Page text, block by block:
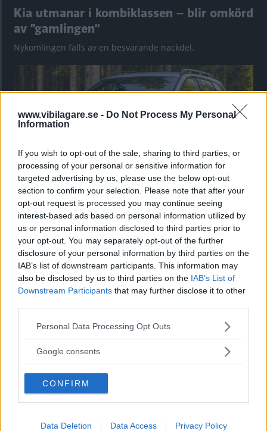
www.vibilagare.se - Do Not Process My Personal
Information
If you wish to opt-out of the sale, sharing to third parties, or
processing of your personal or sensitive information for
targeted advertising by us, please use the below opt-out
section to confirm your selection. Please note that after your
opt-out request is processed you may continue seeing
interest-based ads based on personal information utilized by
us or personal information disclosed to third parties prior to
your opt-out. You may separately opt-out of the further
disclosure of your personal information by third parties on the
IAB’s list of downstream participants. This information may
also be disclosed by us to third parties on the IAB’s List of
Downstream Participants that may further disclose it to other
Please note that this website/app uses one or more Google
not limited to your visit or usage behaviour. You may click to
use your data for below specified purposes in below Google
consent section.
Personal Data Processing Opt Outs
Google consents
CONFIRM
Data Deletion Data Access Privacy Policy
Kia utmanar i kombiklassen – blir omkörd
av ”gamlingen”
Nykomlingen fälls av en besvärande nackdel.
”God chans att bli ny favorit”
Utbudet av terrängdugliga kombibilar har krympt men fylls
nu på av eldrivna Toyota bZ4X Touring. Vi provkör.
Så står sig nya Toyota RAV4
Vi ställe nykomlingen mot Audi Q3 och Mazda CX-5.